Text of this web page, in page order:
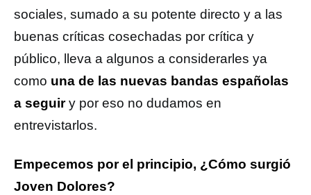
sociales, sumado a su potente directo y a las
buenas críticas cosechadas por crítica y
público, lleva a algunos a considerarles ya
como una de las nuevas bandas españolas
a seguiry por eso no dudamos en
entrevistarlos.
Empecemos por el principio, ¿Cómo surgió
Joven Dolores?